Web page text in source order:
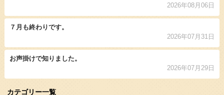
2026年08月06日
７月も終わりです。
2026年07月31日
お声掛けで知りました。
2026年07月29日
カテゴリー一覧